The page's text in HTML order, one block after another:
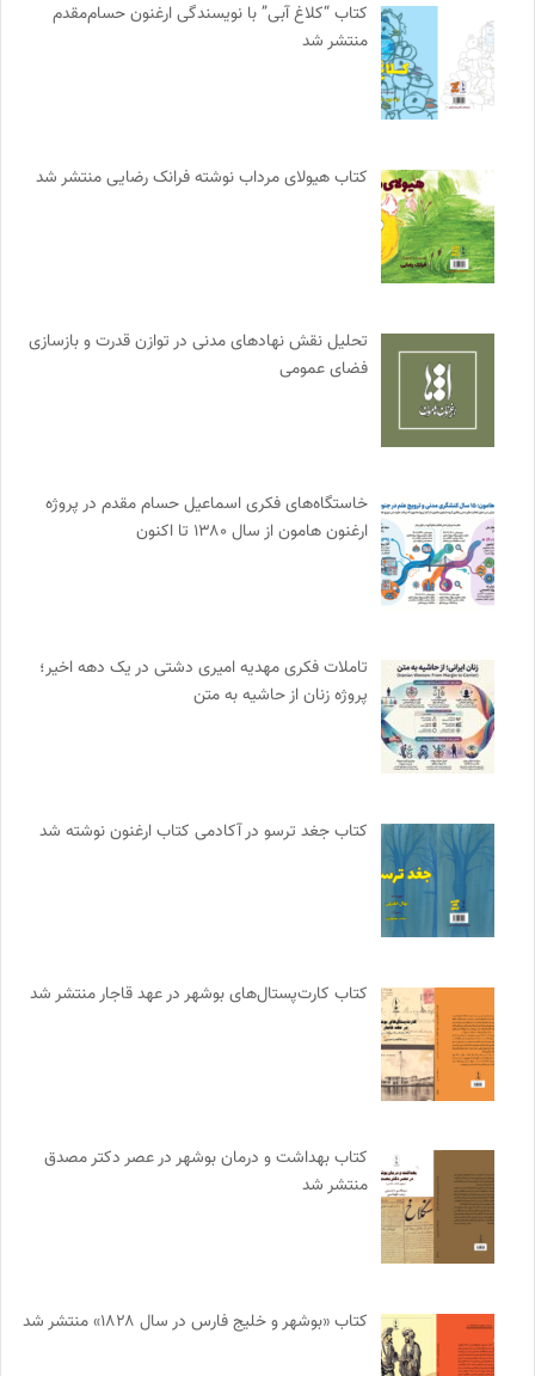
کتاب “کلاغ آبی” با نویسندگی ارغنون حسام‌مقدم
منتشر شد
کتاب هیولای مرداب نوشته فرانک رضایی منتشر شد
تحلیل نقش نهادهای مدنی در توازن قدرت و بازسازی
فضای عمومی
خاستگاه‌های فکری اسماعیل حسام مقدم در پروژه
ارغنون هامون از سال ۱۳۸۰ تا اکنون
تاملات فکری مهدیه امیری دشتی در یک دهه اخیر؛
پروژه زنان از حاشیه به متن
کتاب جغد ترسو در آکادمی کتاب ارغنون نوشته شد
کتاب کارت‌پستال‌های بوشهر در عهد قاجار منتشر شد
کتاب بهداشت و درمان بوشهر در عصر دکتر مصدق
منتشر شد
کتاب «بوشهر و خلیج فارس در سال ۱۸۲۸» منتشر شد